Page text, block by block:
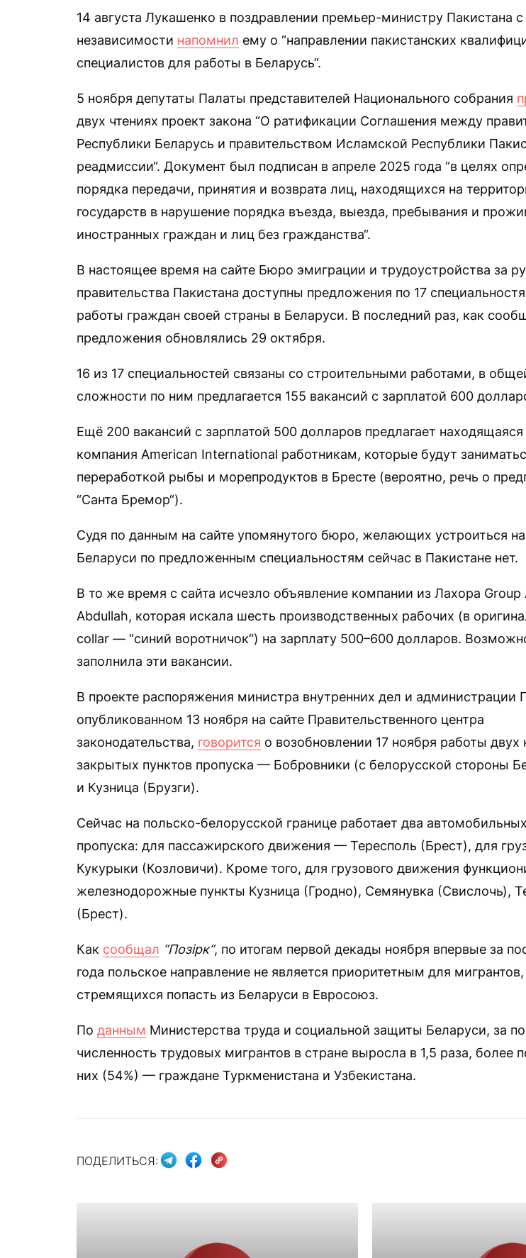
14 августа Лукашенко в поздравлении премьер-министру Пакистана
независимости напомнил ему о “направлении пакистанских
специалистов для работы в Беларусь“.
5 ноября депутаты Палаты представителей Национального собрания
двух чтениях проект закона “О ратификации Соглашения между
Республики Беларусь и правительством Исламской Республики
реадмиссии“. Документ был подписан в апреле 2025 года “в целях
порядка передачи, принятия и возврата лиц, находящихся на
государств в нарушение порядка въезда, выезда, пребывания и
иностранных граждан и лиц без гражданства“.
В настоящее время на сайте Бюро эмиграции и трудоустройства за
правительства Пакистана доступны предложения по 17
работы граждан своей страны в Беларуси. В последний раз, как
предложения обновлялись 29 октября.
16 из 17 специальностей связаны со строительными работами, в
сложности по ним предлагается 155 вакансий с зарплатой 600
Ещё 200 вакансий с зарплатой 500 долларов предлагает
компания American International работникам, которые будут
переработкой рыбы и морепродуктов в Бресте (вероятно, речь о
“Санта Бремор“).
Судя по данным на сайте упомянутого бюро, желающих устроиться
Беларуси по предложенным специальностям сейчас в Пакистане нет.
В то же время с сайта исчезло объявление компании из Лахора Group
Abdullah, которая искала шесть производственных рабочих (в
collar — “синий воротничок“) на зарплату 500–600 долларов.
заполнила эти вакансии.
В проекте распоряжения министра внутренних дел и администрации
опубликованном 13 ноября на сайте Правительственного центра
законодательства, говорится о возобновлении 17 ноября работы двух
закрытых пунктов пропуска — Бобровники (с белорусской стороны
и Кузница (Брузги).
Сейчас на польско-белорусской границе работает два
пропуска: для пассажирского движения — Тересполь (Брест), для
Кукурыки (Козловичи). Кроме того, для грузового движения
железнодорожные пункты Кузница (Гродно), Семянувка (Свислочь),
(Брест).
Как сообщал “Позірк“, по итогам первой декады ноября впервые за
года польское направление не является приоритетным для мигрантов,
стремящихся попасть из Беларуси в Евросоюз.
По данным Министерства труда и социальной защиты Беларуси, за
численность трудовых мигрантов в стране выросла в 1,5 раза, более
них (54%) — граждане Туркменистана и Узбекистана.
ПОДЕЛИТЬСЯ: